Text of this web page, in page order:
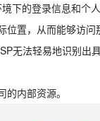
下的登录信息和个
位置，从而能够访
无法轻易地识别出
内部资源。